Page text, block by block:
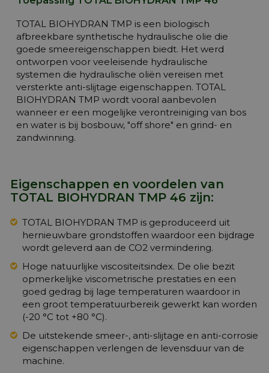
TOTAL BIOHYDRAN TMP is een biologisch
afbreekbare synthetische hydraulische olie die
goede smeereigenschappen biedt. Het werd
ontworpen voor veeleisende hydraulische
systemen die hydraulische oliën vereisen met
versterkte anti-slijtage eigenschappen. TOTAL
BIOHYDRAN TMP wordt vooral aanbevolen
wanneer er een mogelijke verontreiniging van bos
en water is bij bosbouw, "off shore" en grind- en
zandwinning.
Eigenschappen en voordelen van
TOTAL BIOHYDRAN TMP 46 zijn:
TOTAL BIOHYDRAN TMP is geproduceerd uit
hernieuwbare grondstoffen waardoor een bijdrage
wordt geleverd aan de CO2 vermindering.
Hoge natuurlijke viscositeitsindex. De olie bezit
opmerkelijke viscometrische prestaties en een
goed gedrag bij lage temperaturen waardoor in
een groot temperatuurbereik gewerkt kan worden
(-20 °C tot +80 °C).
De uitstekende smeer-, anti-slijtage en anti-corrosie
eigenschappen verlengen de levensduur van de
machine.